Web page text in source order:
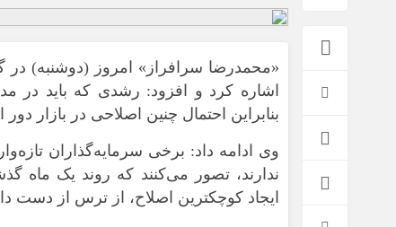
«محمدرضا سرافراز» امروز (دوشنبه) در
اشاره کرد و افزود: رشدی که باید در
بنابراین احتمال چنین اصلاحی در بازار دور
وی ادامه داد: برخی سرمایه‌گذاران
ندارند، تصور می‌کنند که روند یک ماه
ایجاد کوچکترین اصلاح، از ترس از دست